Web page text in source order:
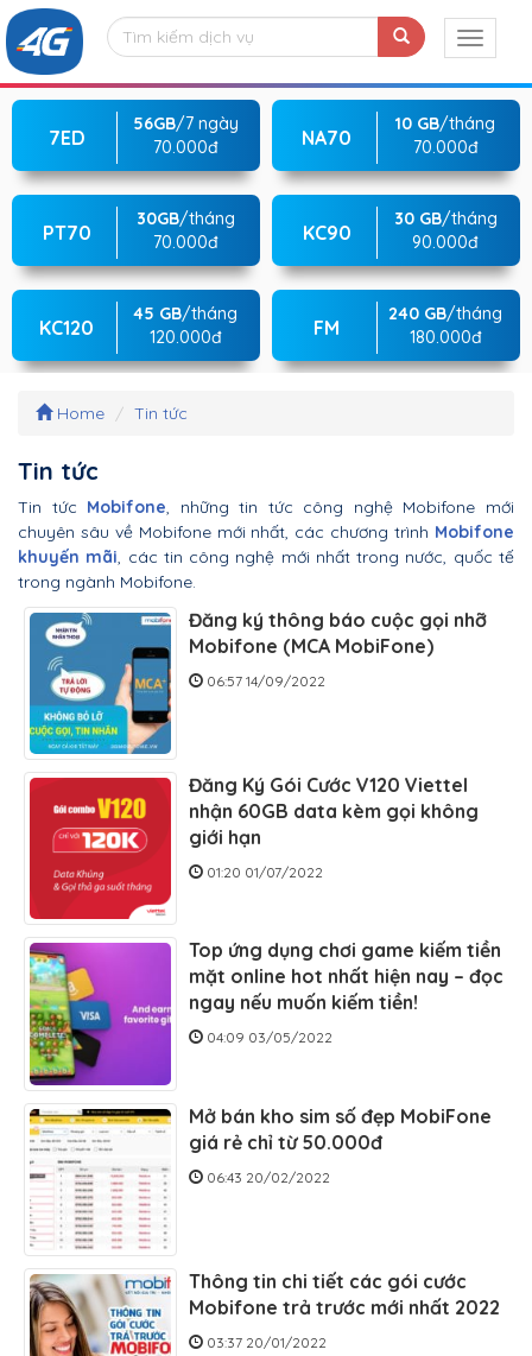
7ED
56GB/7 ngày
70.000đ
NA70
10 GB/tháng
70.000đ
PT70
30GB/tháng
70.000đ
KC90
30 GB/tháng
90.000đ
KC120
45 GB/tháng
120.000đ
FM
240 GB/tháng
180.000đ
Home Tin tức
Tin tức
Tin tức Mobifone, những tin tức công nghệ Mobifone mới
chuyên sâu về Mobifone mới nhất, các chương trình Mobifone
khuyến mãi, các tin công nghệ mới nhất trong nước, quốc tế
trong ngành Mobifone.
Đăng ký thông báo cuộc gọi nhỡ
Mobifone (MCA MobiFone)
06:57 14/09/2022
Đăng Ký Gói Cước V120 Viettel
nhận 60GB data kèm gọi không
giới hạn
01:20 01/07/2022
Top ứng dụng chơi game kiếm tiền
mặt online hot nhất hiện nay – đọc
ngay nếu muốn kiếm tiền!
04:09 03/05/2022
Mở bán kho sim số đẹp MobiFone
giá rẻ chỉ từ 50.000đ
06:43 20/02/2022
Thông tin chi tiết các gói cước
Mobifone trả trước mới nhất 2022
03:37 20/01/2022